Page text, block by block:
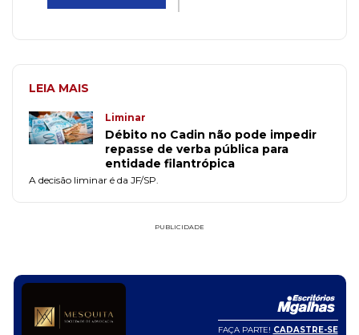
LEIA MAIS
Liminar
Débito no Cadin não pode impedir
repasse de verba pública para
entidade filantrópica
A decisão liminar é da JF/SP.
PUBLICIDADE
FAÇA PARTE! CADASTRE-SE